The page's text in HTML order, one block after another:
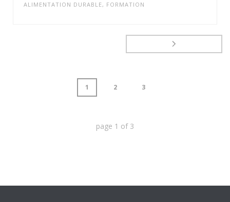
ALIMENTATION DURABLE, FORMATION
1 2 3
page 1 of 3